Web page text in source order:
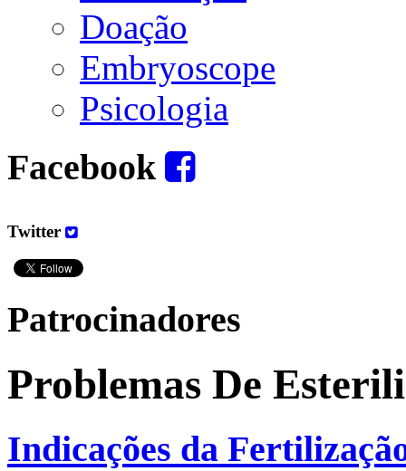
Doação
Embryoscope
Psicologia
Facebook
Twitter
Patrocinadores
Problemas De
Indicações da